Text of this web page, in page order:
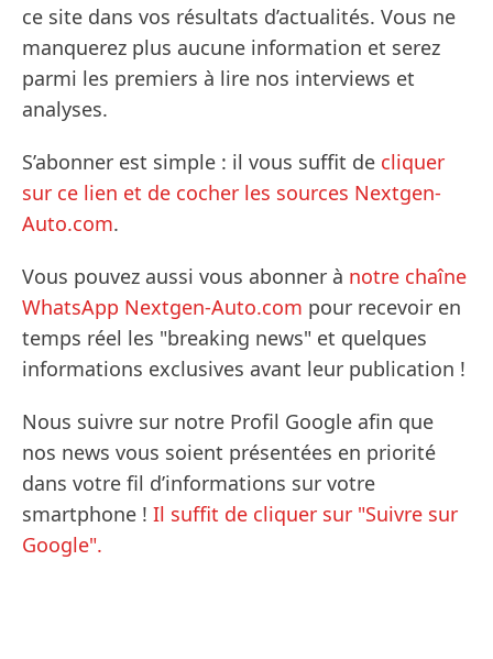
ce site dans vos résultats d’actualités. Vous ne
manquerez plus aucune information et serez
parmi les premiers à lire nos interviews et
analyses.
S’abonner est simple : il vous suffit de cliquer
sur ce lien et de cocher les sources Nextgen-
Auto.com.
Vous pouvez aussi vous abonner à notre chaîne
WhatsApp Nextgen-Auto.com pour recevoir en
temps réel les "breaking news" et quelques
informations exclusives avant leur publication !
Nous suivre sur notre Profil Google afin que
nos news vous soient présentées en priorité
dans votre fil d’informations sur votre
smartphone ! Il suffit de cliquer sur "Suivre sur
Google".